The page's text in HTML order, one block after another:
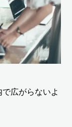
広がらないよ